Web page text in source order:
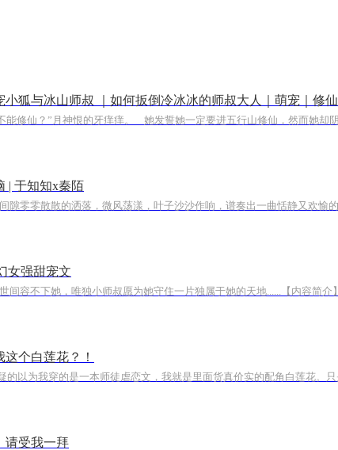
小狐与冰山师叔 ｜如何扳倒冷冰冰的师叔大人｜萌宠｜修仙
| 于知知x秦陌
女强甜宠文
个白莲花？！
请受我一拜